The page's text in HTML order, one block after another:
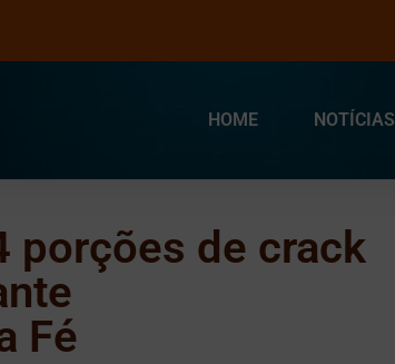
HOME NOTÍCIAS
porções de crack
Fé